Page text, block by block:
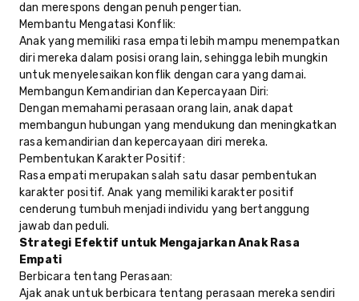
dan merespons dengan penuh pengertian.
Membantu Mengatasi Konflik:
Anak yang memiliki rasa empati lebih mampu menempatkan
diri mereka dalam posisi orang lain, sehingga lebih mungkin
untuk menyelesaikan konflik dengan cara yang damai.
Membangun Kemandirian dan Kepercayaan Diri:
Dengan memahami perasaan orang lain, anak dapat
membangun hubungan yang mendukung dan meningkatkan
rasa kemandirian dan kepercayaan diri mereka.
Pembentukan Karakter Positif:
Rasa empati merupakan salah satu dasar pembentukan
karakter positif. Anak yang memiliki karakter positif
cenderung tumbuh menjadi individu yang bertanggung
jawab dan peduli.
Strategi Efektif untuk Mengajarkan Anak Rasa
Empati
Berbicara tentang Perasaan:
Ajak anak untuk berbicara tentang perasaan mereka sendiri